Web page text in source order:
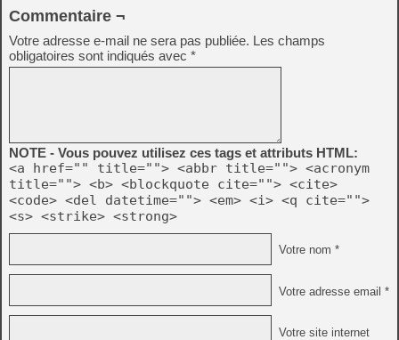
Commentaire ¬
Votre adresse e-mail ne sera pas publiée. Les champs
obligatoires sont indiqués avec *
NOTE - Vous pouvez utilisez ces tags et attributs HTML:
<a href="" title=""> <abbr title=""> <acronym
title=""> <b> <blockquote cite=""> <cite>
<code> <del datetime=""> <em> <i> <q cite="">
<s> <strike> <strong>
Votre nom *
Votre adresse email *
Votre site internet